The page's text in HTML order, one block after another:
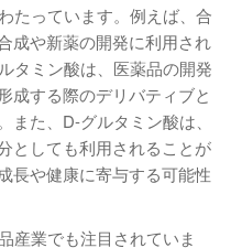
たっています。例えば、合
成や新薬の開発に利用され
タミン酸は、医薬品の開発
成する際のデリバティブと
また、D-グルタミン酸は、
としても利用されることが
長や健康に寄与する可能性
産業でも注目されていま